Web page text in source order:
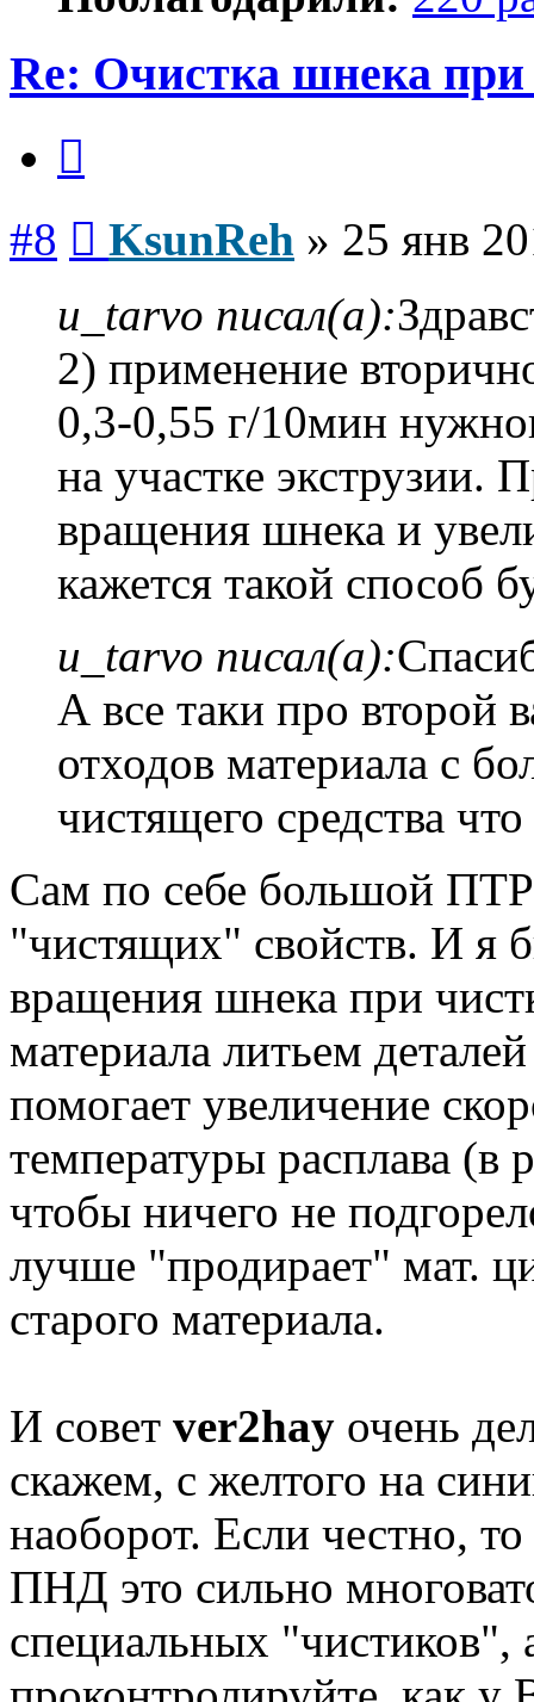
Re: Очистка шнека при
#8 KsunReh » 25 янв
u_tarvo писал(а):
2) применение
0,3-0,55 г/10мин
на участке экструзии.
вращения шнека и
кажется такой способ
u_tarvo писал(а):
А все таки про второй
отходов материала с
чистящего средства
Сам по себе большой
"чистящих" свойств. И я
вращения шнека при
материала литьем
помогает увеличение
температуры расплава (в
чтобы ничего не
лучше "продирает" мат.
старого материала.
И совет ver2hay очень
скажем, с желтого на
наоборот. Если честно,
ПНД это сильно
специальных "чистиков",